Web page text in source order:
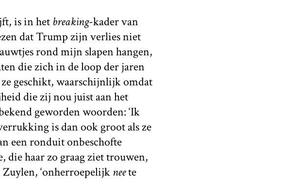
is in het breaking-kader van
dat Trump zijn verlies niet
rond mijn slapen hangen,
die zich in de loop der jaren
geschikt, waarschijnlijk omdat
die zij nou juist aan het
geworden woorden: ‘Ik
is dan ook groot als ze
een ronduit onbeschofte
die haar zo graag ziet trouwen,
‘onherroepelijkneete